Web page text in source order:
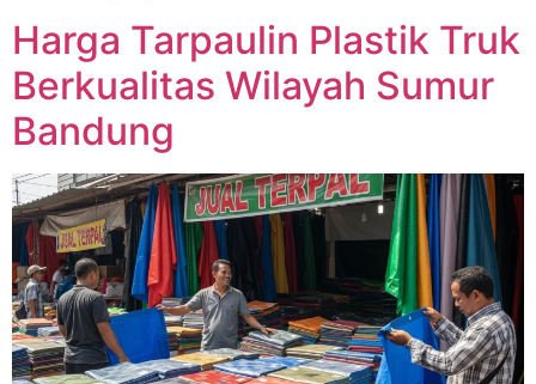
Harga Tarpaulin Plastik Truk
Berkualitas Wilayah Sumur
Bandung